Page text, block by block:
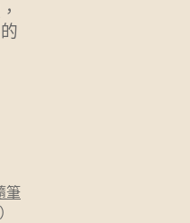
筆